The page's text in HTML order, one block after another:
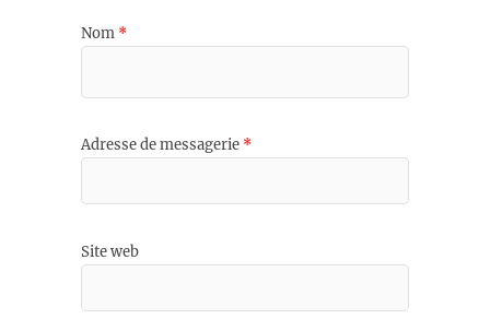
Nom *
Adresse de messagerie *
Site web